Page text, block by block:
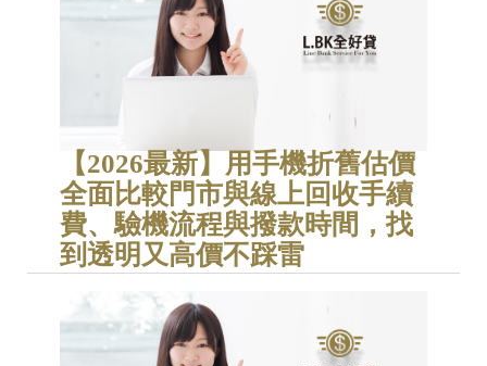
【2026最新】用手機折舊估價
全面比較門市與線上回收手續
費、驗機流程與撥款時間，找
到透明又高價不踩雷